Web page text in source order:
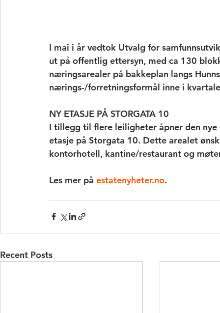
I mai i år vedtok Utvalg for
ut på offentlig ettersyn, med ca 130
næringsarealer på bakkeplan langs
nærings-/forretningsformål inne i
NY ETASJE PÅ STORGATA 10
I tillegg til flere leiligheter åpner den
etasje på Storgata 10. Dette arealet
kontorhotell, kantine/restaurant og
Les mer på estatenyheter.no.
Recent Posts